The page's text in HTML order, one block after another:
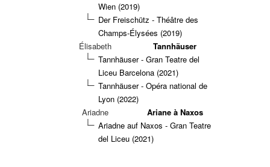
Wien (2019)
Der Freischütz - Théâtre des
Champs-Élysées (2019)
Élisabeth
Tannhäuser
Tannhäuser - Gran Teatre del
Liceu Barcelona (2021)
Tannhäuser - Opéra national de
Lyon (2022)
Ariadne
Ariane à Naxos
Ariadne auf Naxos - Gran Teatre
del Liceu (2021)